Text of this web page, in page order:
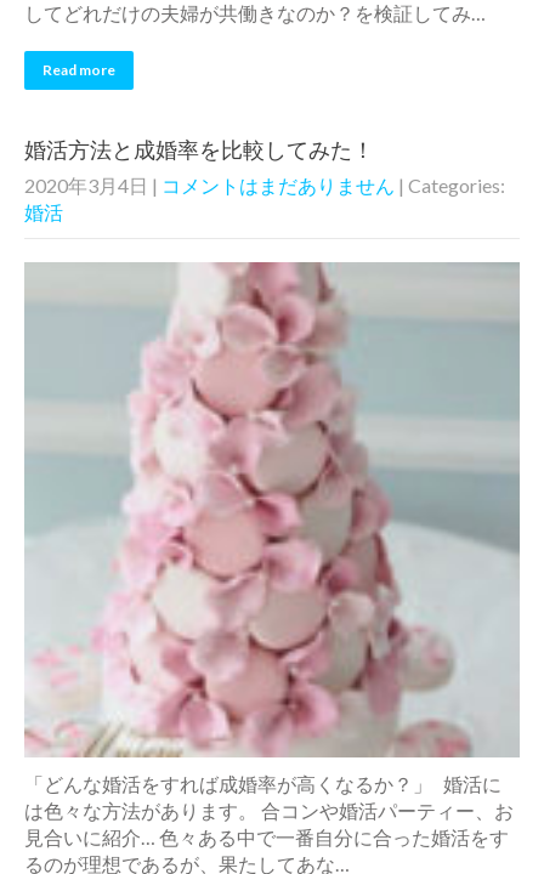
してどれだけの夫婦が共働きなのか？を検証してみ…
Read more
婚活方法と成婚率を比較してみた！
2020年3月4日 | コメントはまだありません | Categories:
婚活
「どんな婚活をすれば成婚率が高くなるか？」 婚活に
は色々な方法があります。 合コンや婚活パーティー、お
見合いに紹介… 色々ある中で一番自分に合った婚活をす
るのが理想であるが、果たしてあな…